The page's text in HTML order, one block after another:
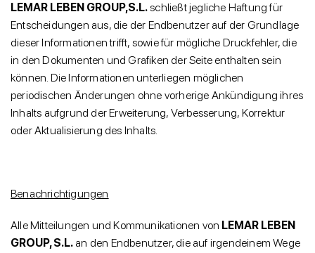
LEMAR LEBEN GROUP,S.L.schließt jegliche Haftung für
Entscheidungen aus, die der Endbenutzer auf der Grundlage
dieser Informationen trifft, sowie für mögliche Druckfehler, die
in den Dokumenten und Grafiken der Seite enthalten sein
können. Die Informationen unterliegen möglichen
periodischen Änderungen ohne vorherige Ankündigung ihres
Inhalts aufgrund der Erweiterung, Verbesserung, Korrektur
oder Aktualisierung des Inhalts.
Benachrichtigungen
Alle Mitteilungen und Kommunikationen von LEMAR LEBEN
GROUP, S.L. an den Endbenutzer, die auf irgendeinem Wege